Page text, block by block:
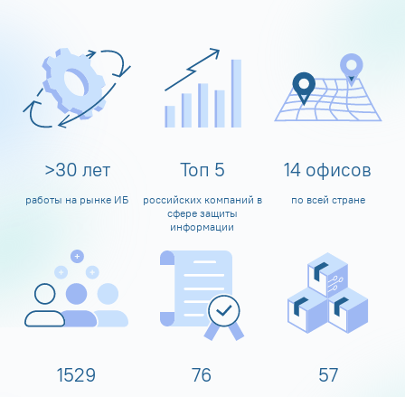
>30 лет
работы на рынке ИБ
Топ 5
российских компаний в
сфере защиты
информации
14 офисов
по всей стране
1600 80 60